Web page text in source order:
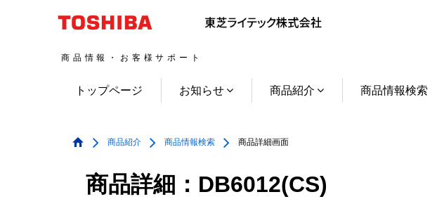
商品情報・お客様サポート
トップページ お知らせ 商品紹介 商品情報検索
商品紹介 商品情報検索 商品詳細画面
商品詳細：DB6012(CS)